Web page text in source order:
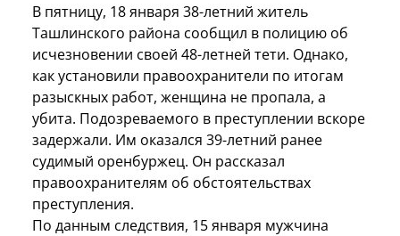
В пятницу, 18 января 38-летний житель
Ташлинского района сообщил в полицию об
исчезновении своей 48-летней тети. Однако,
как установили правоохранители по итогам
разыскных работ, женщина не пропала, а
убита. Подозреваемого в преступлении вскоре
задержали. Им оказался 39-летний ранее
судимый оренбуржец. Он рассказал
правоохранителям об обстоятельствах
преступления.
По данным следствия, 15 января мужчина